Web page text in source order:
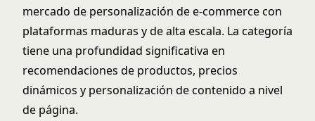
mercado de personalización de e-commerce con
plataformas maduras y de alta escala. La categoría
tiene una profundidad significativa en
recomendaciones de productos, precios
dinámicos y personalización de contenido a nivel
de página.